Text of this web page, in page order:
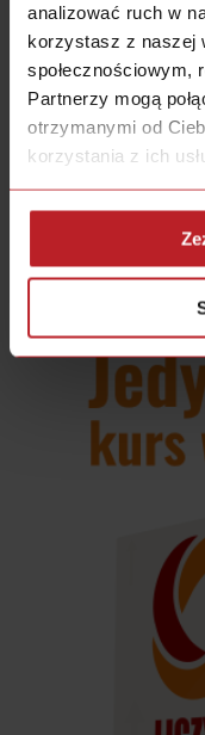
analizować ruch w
korzystasz z naszej
społecznościowym,
Partnerzy mogą
otrzymanymi od
korzystania z ich
Wierzę, że z każdej
PRZECZYTAJ